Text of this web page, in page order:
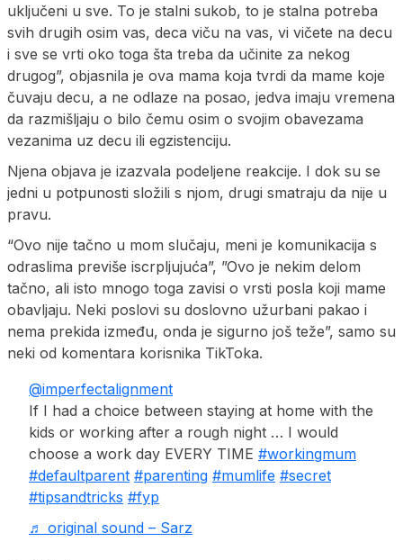
uključeni u sve. To je stalni sukob, to je stalna potreba
svih drugih osim vas, deca viču na vas, vi vičete na decu
i sve se vrti oko toga šta treba da učinite za nekog
drugog”, objasnila je ova mama koja tvrdi da mame koje
čuvaju decu, a ne odlaze na posao, jedva imaju vremena
da razmišljaju o bilo čemu osim o svojim obavezama
vezanima uz decu ili egzistenciju.
Njena objava je izazvala podeljene reakcije. I dok su se
jedni u potpunosti složili s njom, drugi smatraju da nije u
pravu.
“Ovo nije tačno u mom slučaju, meni je komunikacija s
odraslima previše iscrpljujuća”, ”Ovo je nekim delom
tačno, ali isto mnogo toga zavisi o vrsti posla koji mame
obavljaju. Neki poslovi su doslovno užurbani pakao i
nema prekida između, onda je sigurno još teže”, samo su
neki od komentara korisnika TikToka.
@imperfectalignment
If I had a choice between staying at home with the
kids or working after a rough night … I would
choose a work day EVERY TIME #workingmum
#defaultparent #parenting #mumlife #secret
#tipsandtricks #fyp
♬ original sound – Sarz